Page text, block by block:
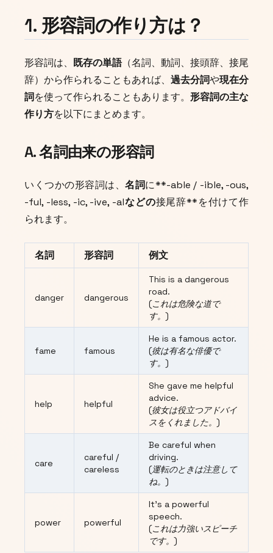
1. 形容詞の作り方は？
形容詞は、 既存の単語（名詞、動詞、接頭辞、接尾
辞）から作られることもあれば、 過去分詞や現在分
詞を使って作られることもあります。 形容詞の主な
作り方を以下にまとめます。
A. 名詞由来の形容詞
いくつかの形容詞は、 名詞に**-able / -ible, -ous,
-ful, -less, -ic, -ive, -alなどの接尾辞**を付けて作
られます。
名詞 形容詞 例文
danger dangerous
This is a dangerous
road.
(これは危険な道で
す。)
fame famous
He is a famous actor.
(彼は有名な俳優で
す。)
help helpful
She gave me helpful
advice.
(彼女は役立つアドバイ
スをくれました。)
care
careful /
careless
Be careful when
driving.
(運転のときは注意して
ね。)
power powerful
It's a powerful
speech.
(これは力強いスピーチ
です。)